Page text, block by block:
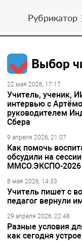
Рубрикатор
Выбор
22 мая 2026, 17:17
Учитель, ученик,
интервью с
руководителем
Сбера
9 апреля 2026, 21:07
Как помочь
обсудили на
ММСО.ЭКСПО-2026
8 мая 2026, 14:33
Учитель пишет с
педагог вернули
29 апреля 2026, 22:48
Разные условия
как сегодня